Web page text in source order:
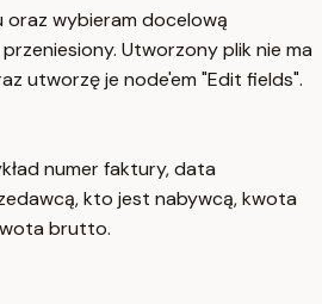
oraz wybieram docelową
przeniesiony. Utworzony plik nie ma
utworzę je node'em "Edit fields".
numer faktury, data
kto jest nabywcą, kwota
brutto.